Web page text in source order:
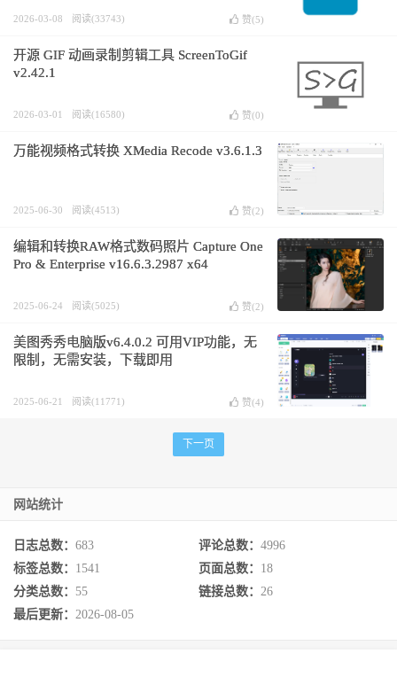
2026-03-08 阅读(33743) 赞(5)
开源 GIF 动画录制剪辑工具 ScreenToGif
v2.42.1
2026-03-01 阅读(16580) 赞(0)
万能视频格式转换 XMedia Recode v3.6.1.3
2025-06-30 阅读(4513) 赞(2)
编辑和转换RAW格式数码照片 Capture One
Pro & Enterprise v16.6.3.2987 x64
2025-06-24 阅读(5025) 赞(2)
美图秀秀电脑版v6.4.0.2 可用VIP功能，无
限制，无需安装，下载即用
2025-06-21 阅读(11771) 赞(4)
下一页
网站统计
日志总数： 683 评论总数： 4996
标签总数： 1541 页面总数： 18
分类总数： 55 链接总数： 26
最后更新： 2026-08-05